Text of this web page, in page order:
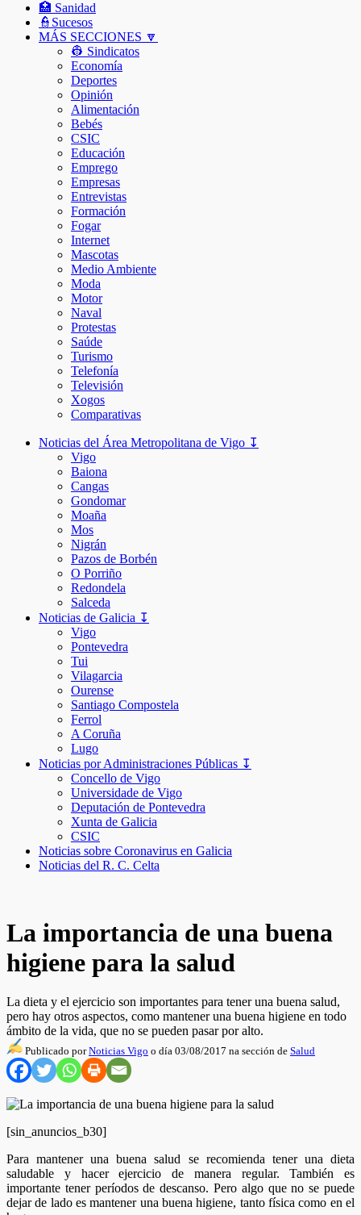
🏥 Sanidad
👮Sucesos
MÁS SECCIONES 🔽
👷 Sindicatos
Economía
Deportes
Opinión
Alimentación
Bebés
CSIC
Educación
Emprego
Empresas
Entrevistas
Formación
Fogar
Internet
Mascotas
Medio Ambiente
Moda
Motor
Naval
Protestas
Saúde
Turismo
Telefonía
Televisión
Xogos
Comparativas
Noticias del Área Metropolitana de Vigo ↧
Vigo
Baiona
Cangas
Gondomar
Moaña
Mos
Nigrán
Pazos de Borbén
O Porriño
Redondela
Salceda
Noticias de Galicia ↧
Vigo
Pontevedra
Tui
Vilagarcia
Ourense
Santiago Compostela
Ferrol
A Coruña
Lugo
Noticias por Administraciones Públicas ↧
Concello de Vigo
Universidade de Vigo
Deputación de Pontevedra
Xunta de Galicia
CSIC
Noticias sobre Coronavirus en Galicia
Noticias del R. C. Celta
La importancia de una buena
higiene para la salud
La dieta y el ejercicio son importantes para tener una buena salud,
pero hay otros aspectos, como mantener una buena higiene en todo
ámbito de la vida, que no se pueden pasar por alto.
Publicado porNoticias Vigo o día 03/08/2017 na sección de Salud
[sin_anuncios_b30]
Para mantener una buena salud se recomienda tener una dieta
saludable y hacer ejercicio de manera regular. También es
importante tener períodos de descanso. Pero algo que no se puede
dejar de lado es mantener una buena higiene, tanto física como en el